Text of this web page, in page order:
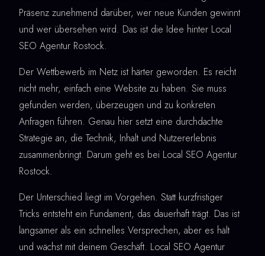
Präsenz zunehmend darüber, wer neue Kunden gewinnt
und wer übersehen wird. Das ist die Idee hinter Local
SEO Agentur Rostock.
Der Wettbewerb im Netz ist härter geworden. Es reicht
nicht mehr, einfach eine Website zu haben. Sie muss
gefunden werden, überzeugen und zu konkreten
Anfragen führen. Genau hier setzt eine durchdachte
Strategie an, die Technik, Inhalt und Nutzererlebnis
zusammenbringt. Darum geht es bei Local SEO Agentur
Rostock.
Der Unterschied liegt im Vorgehen. Statt kurzfristiger
Tricks entsteht ein Fundament, das dauerhaft trägt. Das ist
langsamer als ein schnelles Versprechen, aber es hält
und wächst mit deinem Geschäft. Local SEO Agentur